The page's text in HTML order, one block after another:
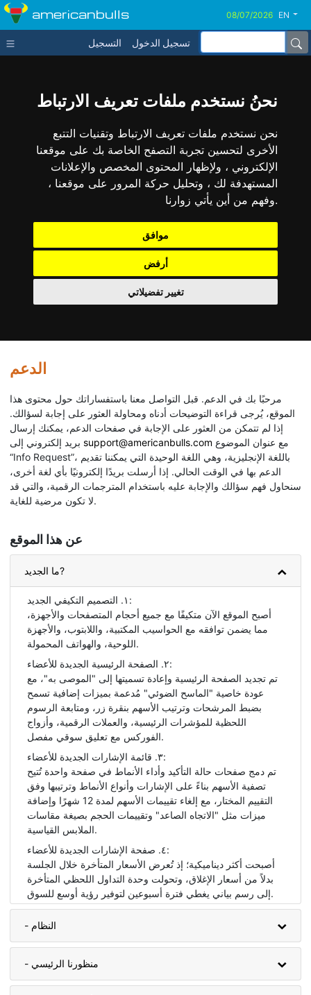
نحنُ نستخدم ملفات تعريف الارتباط
نحن نستخدم ملفات تعريف الارتباط وتقنيات التتبع
الأخرى لتحسين تجربة التصفح الخاصة بك على موقعنا
الإلكتروني ، ولإظهار المحتوى المخصص والإعلانات
المستهدفة لك ، وتحليل حركة المرور على موقعنا ،
وفهم من أين يأتي زوارنا.
موافق
أرفض
تغيير تفضيلاتي
americanbulls EN
التسجيل تسجيل الدخول
الدعم
مرحبًا بك في الدعم. قبل التواصل معنا باستفساراتك حول محتوى هذا
الموقع، يُرجى قراءة التوضيحات أدناه ومحاولة العثور على إجابة لسؤالك.
إذا لم تتمكن من العثور على الإجابة في صفحات الدعم، يمكنك إرسال
support@americanbulls.сom
“Info Request”، باللغة الإنجليزية، وهي اللغة الوحيدة التي يمكننا تقديم
الدعم بها في الوقت الحالي. إذا أرسلت بريدًا إلكترونيًا بأي لغة أخرى،
سنحاول فهم سؤالك والإجابة عليه باستخدام المترجمات الرقمية، والتي قد
لا تكون مرضية للغاية.
عن هذا الموقع
ما الجديد?
١. التصميم التكيفي الجديد:
أصبح الموقع الآن متكيفًا مع جميع أحجام المتصفحات والأجهزة،
مما يضمن توافقه مع الحواسيب المكتبية، واللابتوب، والأجهزة
اللوحية، والهواتف المحمولة.
٢. الصفحة الرئيسية الجديدة للأعضاء:
تم تجديد الصفحة الرئيسية وإعادة تسميتها إلى "الموصى به"، مع
عودة خاصية "الماسح الضوئي" مُدعمة بميزات إضافية تسمح
بضبط المرشحات وترتيب الأسهم بنقرة زر، ومتابعة الرسوم
اللحظية للمؤشرات الرئيسية، والعملات الرقمية، وأزواج
الفوركس مع تعليق سوقي مفصل.
٣. قائمة الإشارات الجديدة للأعضاء:
تم دمج صفحات حالة التأكيد وأداء الأنماط في صفحة واحدة تُتيح
تصفية الأسهم بناءً على الإشارات وأنواع الأنماط وترتيبها وفق
التقييم المختار، مع إلغاء تقييمات الأسهم لمدة 12 شهرًا وإضافة
ميزات مثل "الاتجاه الصاعد" وتقييمات الحجم بصيغة مقاسات
الملابس القياسية.
٤. صفحة الإشارات الجديدة للأعضاء:
أصبحت أكثر ديناميكية؛ إذ تُعرض الأسعار المتأخرة خلال الجلسة
بدلاً من أسعار الإغلاق، وتحولت وحدة التداول اللحظي المتأخرة
إلى رسم بياني يغطي فترة أسبوعين لتوفير رؤية أوسع للسوق.
- النظام
- منظورنا الرئيسي